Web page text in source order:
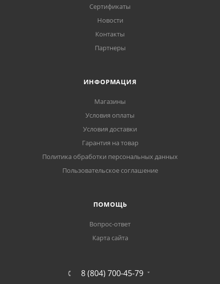
Сертификаты
Новости
Контакты
Партнеры
ИНФОРМАЦИЯ
Магазины
Условия оплаты
Условия доставки
Гарантия на товар
Политика обработки персональных данных
Пользовательское соглашение
ПОМОЩЬ
Вопрос-ответ
Карта сайта
8 (804) 700-45-79